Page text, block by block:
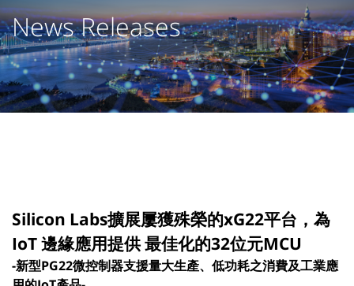
News Releases
Silicon Labs擴展屢獲殊榮的xG22平台，為
IoT 邊緣應用提供 最佳化的32位元MCU
-新型PG22微控制器支援量大生產、低功耗之消費及工業應